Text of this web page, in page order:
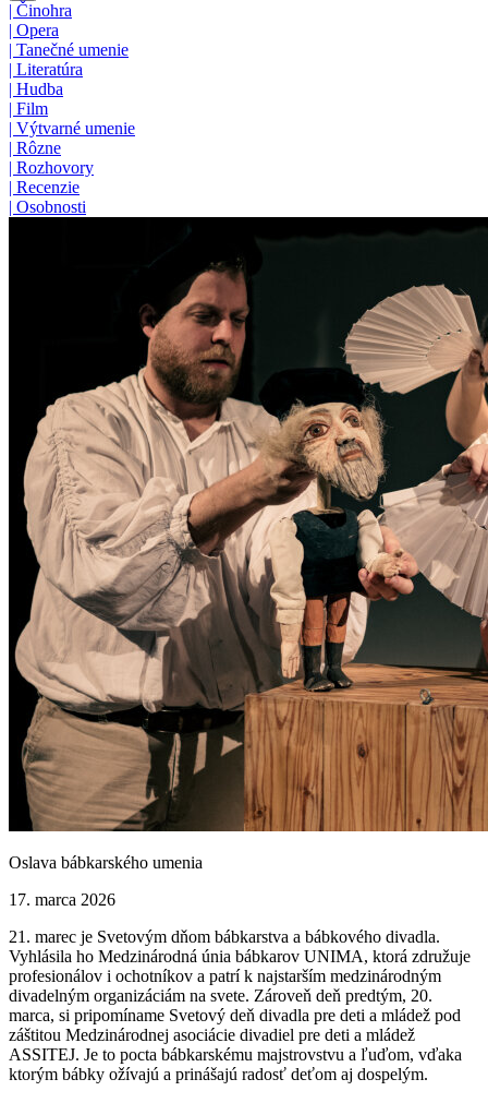
| Činohra
| Opera
| Tanečné umenie
| Literatúra
| Hudba
| Film
| Výtvarné umenie
| Rôzne
| Rozhovory
| Recenzie
| Osobnosti
Oslava bábkarského umenia
17. marca 2026
21. marec je Svetovým dňom bábkarstva a bábkového divadla.
Vyhlásila ho Medzinárodná únia bábkarov UNIMA, ktorá združuje
profesionálov i ochotníkov a patrí k najstarším medzinárodným
divadelným organizáciám na svete. Zároveň deň predtým, 20.
marca, si pripomíname Svetový deň divadla pre deti a mládež pod
záštitou Medzinárodnej asociácie divadiel pre deti a mládež
ASSITEJ. Je to pocta bábkarskému majstrovstvu a ľuďom, vďaka
ktorým bábky ožívajú a prinášajú radosť deťom aj dospelým.